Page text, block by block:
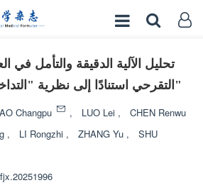
تحليل الآلية الدقيقة والتأمل في
التقرحي استنادًا إلى نظرية "التداخل بين النقي والعكر"
Changpu , LUO Lei ,
CHEN Renwu
, LI Rongzhi , ZHANG Yu ,
SHU